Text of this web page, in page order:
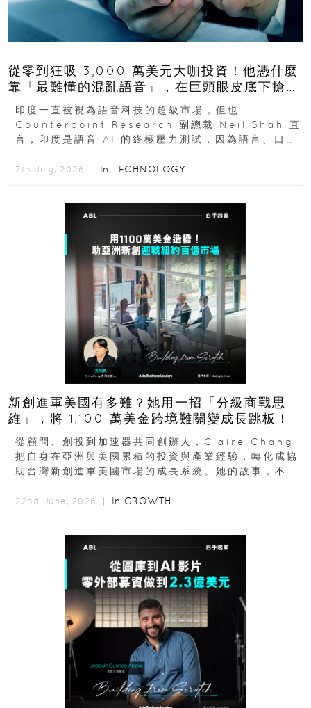
從零到狂吸 3,000 萬美元大咖投資！他憑什麼
靠「最難懂的混亂語音」，在巨頭眼皮底下搶下
十億人市場？
印度一直被視為語音科技的超級市場，但也…
Counterpoint Research 副總裁 Neil Shah 直
言，印度是語音 AI 的終極壓力測試，因為語言、口音
7th July, 2026 ｜ In TECHNOLOGY
新創進軍美國有多難？她用一招「分級商戰思
維」，將 1,100 萬美金跨境難關變成長跳板！
從顧問、創投到加速器共同創辦人，Claire Chang
把自身在亞洲與美國累積的投資與產業經驗，轉化成協
助台灣新創進軍美國市場的成長系統。她的故事，不只
22nd June, 2026 ｜ In GROWTH